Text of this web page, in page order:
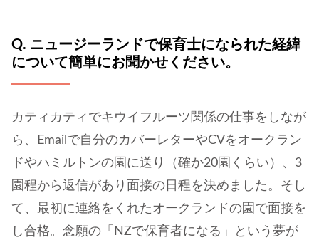
Q. ニュージーランドで保育士になられた経緯
について簡単にお聞かせください。
カティカティでキウイフルーツ関係の仕事をしなが
ら、Emailで自分のカバーレターやCVをオークラン
ドやハミルトンの園に送り（確か20園くらい）、3
園程から返信があり面接の日程を決めました。そし
て、最初に連絡をくれたオークランドの園で面接を
し合格。念願の「NZで保育者になる」という夢が